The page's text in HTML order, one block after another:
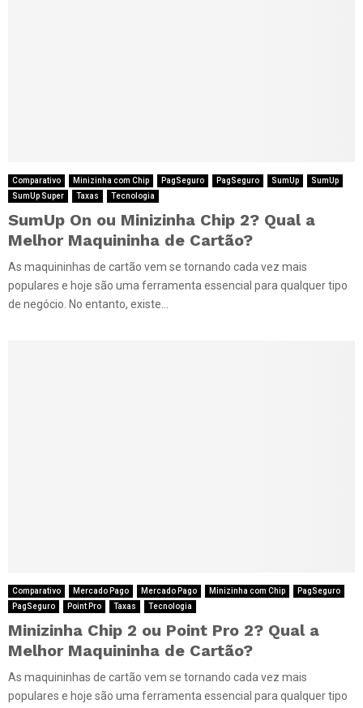
Comparativo Minizinha com Chip PagSeguro PagSeguro SumUp
SumUp
SumUp Super
Taxas Tecnologia
SumUp On ou Minizinha Chip 2? Qual a
Melhor Maquininha de Cartão?
As maquininhas de cartão vem se tornando cada vez mais
populares e hoje são uma ferramenta essencial para qualquer tipo
de negócio. No entanto, existe...
Comparativo Mercado Pago Mercado Pago Minizinha com Chip
PagSeguro
PagSeguro
Point Pro Taxas Tecnologia
Minizinha Chip 2 ou Point Pro 2? Qual a
Melhor Maquininha de Cartão?
As maquininhas de cartão vem se tornando cada vez mais
populares e hoje são uma ferramenta essencial para qualquer tipo